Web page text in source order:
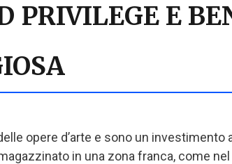
E
opere d’arte e sono un investimento
in una zona franca, come nel